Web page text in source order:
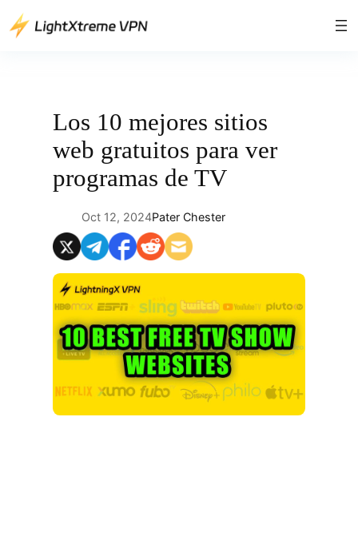
Saltar
Los 10 mejores sitios
web gratuitos para ver
programas de TV
Oct 12, 2024Pater Chester